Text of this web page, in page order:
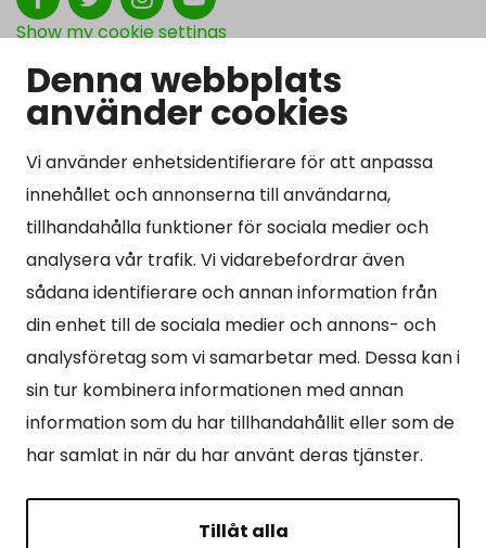
Denna webbplats
använder cookies
Vi använder enhetsidentifierare för att anpassa
innehållet och annonserna till användarna,
tillhandahålla funktioner för sociala medier och
analysera vår trafik. Vi vidarebefordrar även
sådana identifierare och annan information från
din enhet till de sociala medier och annons- och
analysföretag som vi samarbetar med. Dessa kan i
sin tur kombinera informationen med annan
information som du har tillhandahållit eller som de
har samlat in när du har använt deras tjänster.
Tillåt alla
Show my cookie settings
Kangasniemen kunta
Otto Mannisen tie 2
kirjaamo@kangasniemi.fi
Tel. 040 719 9370
Y-tunnus 0164690-3
Öppet
Mån -fre 9-15.